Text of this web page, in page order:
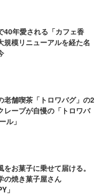
40年愛される「カフェ香
規模リニューアルを経た名
老舗喫茶「トロワバグ」の2
レープが自慢の「トロワバ
ル」
をお菓子に乗せて届ける。
の焼き菓子屋さん
」